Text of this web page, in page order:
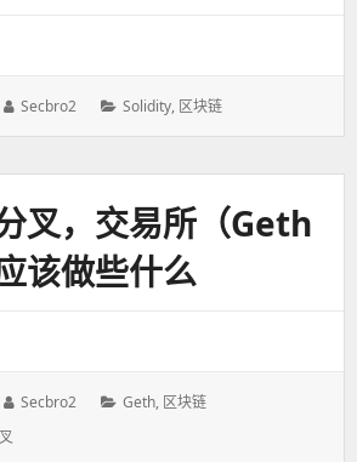
作
Secbro2
分
Solidity, 区块链
叉，交易所（geth
该做些什么
作
Secbro2
分
Geth, 区块链